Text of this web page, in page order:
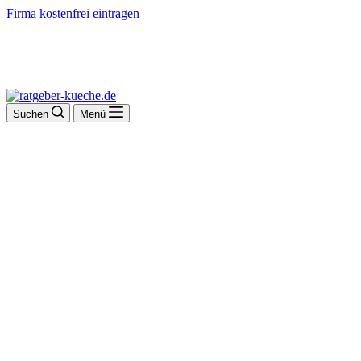
Firma kostenfrei eintragen
Suchen Menü